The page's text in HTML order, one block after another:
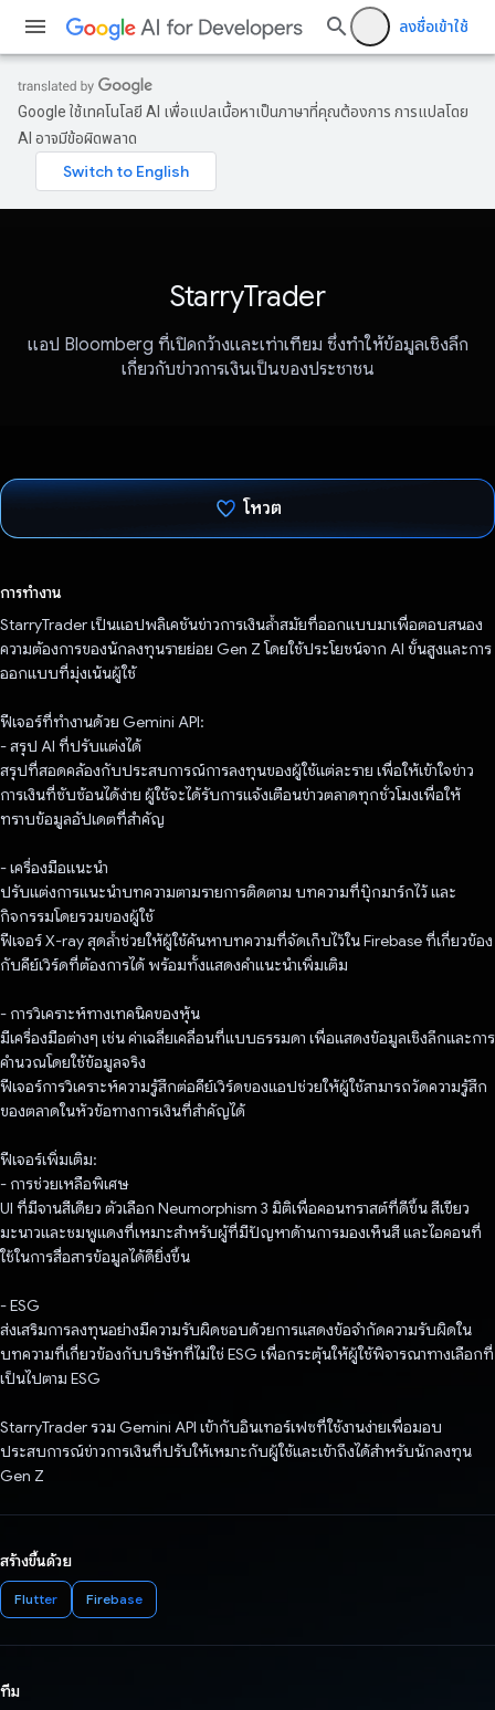
ลงชื่อเข้าใช้
Google ใช้เทคโนโลยี AI เพื่อแปลเนื้อหาเป็นภาษาที่คุณต้องการ การแปลโดย
AI อาจมีข้อผิดพลาด
StarryTrader
แอป Bloomberg ที่เปิดกว้างและเท่าเทียม ซึ่งทำให้ข้อมูลเชิงลึก
เกี่ยวกับข่าวการเงินเป็นของประชาชน
โหวต
การทำงาน
StarryTrader เป็นแอปพลิเคชันข่าวการเงินล้ำสมัยที่ออกแบบมาเพื่อตอบสนอง
ความต้องการของนักลงทุนรายย่อย Gen Z โดยใช้ประโยชน์จาก AI ขั้นสูงและการ
ออกแบบที่มุ่งเน้นผู้ใช้
ฟีเจอร์ที่ทำงานด้วย Gemini API:
- สรุป AI ที่ปรับแต่งได้
สรุปที่สอดคล้องกับประสบการณ์การลงทุนของผู้ใช้แต่ละราย เพื่อให้เข้าใจข่าว
การเงินที่ซับซ้อนได้ง่าย ผู้ใช้จะได้รับการแจ้งเตือนข่าวตลาดทุกชั่วโมงเพื่อให้
ทราบข้อมูลอัปเดตที่สำคัญ
- เครื่องมือแนะนำ
ปรับแต่งการแนะนำบทความตามรายการติดตาม บทความที่บุ๊กมาร์กไว้ และ
กิจกรรมโดยรวมของผู้ใช้
ฟีเจอร์ X-ray สุดล้ำช่วยให้ผู้ใช้ค้นหาบทความที่จัดเก็บไว้ใน Firebase ที่เกี่ยวข้อง
กับคีย์เวิร์ดที่ต้องการได้ พร้อมทั้งแสดงคําแนะนําเพิ่มเติม
- การวิเคราะห์ทางเทคนิคของหุ้น
มีเครื่องมือต่างๆ เช่น ค่าเฉลี่ยเคลื่อนที่แบบธรรมดา เพื่อแสดงข้อมูลเชิงลึกและการ
คำนวณโดยใช้ข้อมูลจริง
ฟีเจอร์การวิเคราะห์ความรู้สึกต่อคีย์เวิร์ดของแอปช่วยให้ผู้ใช้สามารถวัดความรู้สึก
ของตลาดในหัวข้อทางการเงินที่สำคัญได้
ฟีเจอร์เพิ่มเติม:
- การช่วยเหลือพิเศษ
UI ที่มีจานสีเดียว ตัวเลือก Neumorphism 3 มิติเพื่อคอนทราสต์ที่ดีขึ้น สีเขียว
มะนาวและชมพูแดงที่เหมาะสำหรับผู้ที่มีปัญหาด้านการมองเห็นสี และไอคอนที่
ใช้ในการสื่อสารข้อมูลได้ดียิ่งขึ้น
- ESG
ส่งเสริมการลงทุนอย่างมีความรับผิดชอบด้วยการแสดงข้อจำกัดความรับผิดใน
บทความที่เกี่ยวข้องกับบริษัทที่ไม่ใช่ ESG เพื่อกระตุ้นให้ผู้ใช้พิจารณาทางเลือกที่
เป็นไปตาม ESG
StarryTrader รวม Gemini API เข้ากับอินเทอร์เฟซที่ใช้งานง่ายเพื่อมอบ
ประสบการณ์ข่าวการเงินที่ปรับให้เหมาะกับผู้ใช้และเข้าถึงได้สำหรับนักลงทุน
Gen Z
สร้างขึ้นด้วย
Flutter Firebase
ทีม